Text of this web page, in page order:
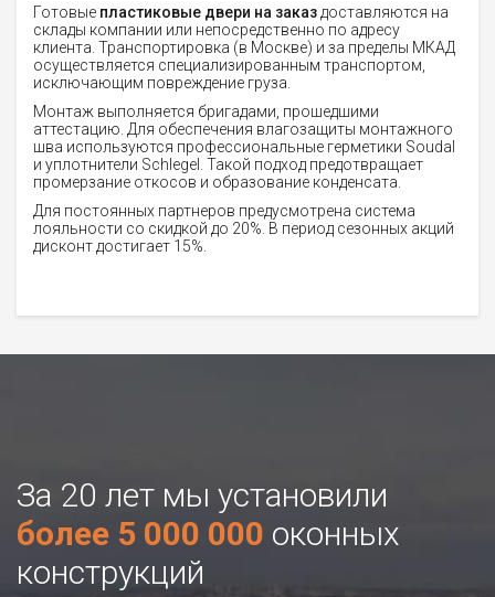
Готовые пластиковые двери на заказ доставляются на
склады компании или непосредственно по адресу
клиента. Транспортировка (в Москве) и за пределы МКАД
осуществляется специализированным транспортом,
исключающим повреждение груза.
Монтаж выполняется бригадами, прошедшими
аттестацию. Для обеспечения влагозащиты монтажного
шва используются профессиональные герметики Soudal
и уплотнители Schlegel. Такой подход предотвращает
промерзание откосов и образование конденсата.
Для постоянных партнеров предусмотрена система
лояльности со скидкой до 20%. В период сезонных акций
дисконт достигает 15%.
За 20 лет мы установили
более 5 000 000 оконных
конструкций